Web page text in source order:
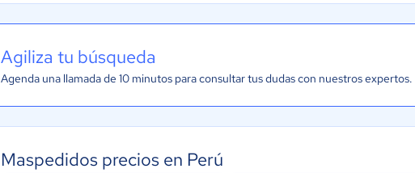
Agiliza tu búsqueda
Agenda una llamada de 10 minutos para consultar tus dudas con nuestros expertos.
Maspedidos precios en Perú